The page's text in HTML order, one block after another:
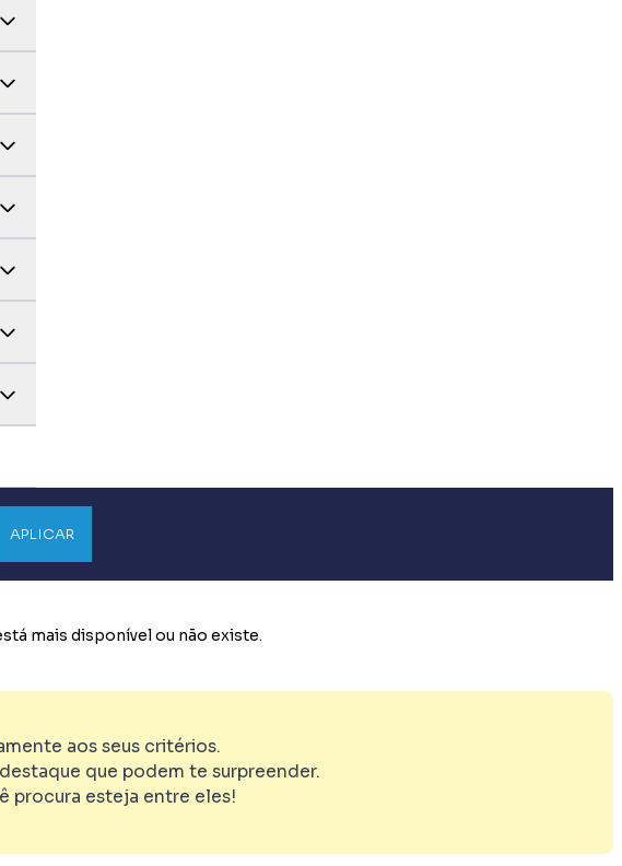
APLICAR
mais disponível ou não existe.
aos seus critérios.
que podem te surpreender.
procura esteja entre eles!